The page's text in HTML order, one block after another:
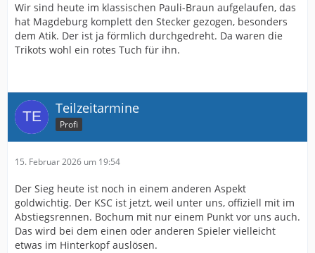
Wir sind heute im klassischen Pauli-Braun aufgelaufen, das
hat Magdeburg komplett den Stecker gezogen, besonders
dem Atik. Der ist ja förmlich durchgedreht. Da waren die
Trikots wohl ein rotes Tuch für ihn.
Teilzeitarmine
Profi
15. Februar 2026 um 19:54
Der Sieg heute ist noch in einem anderen Aspekt
goldwichtig. Der KSC ist jetzt, weil unter uns, offiziell mit im
Abstiegsrennen. Bochum mit nur einem Punkt vor uns auch.
Das wird bei dem einen oder anderen Spieler vielleicht
etwas im Hinterkopf auslösen.